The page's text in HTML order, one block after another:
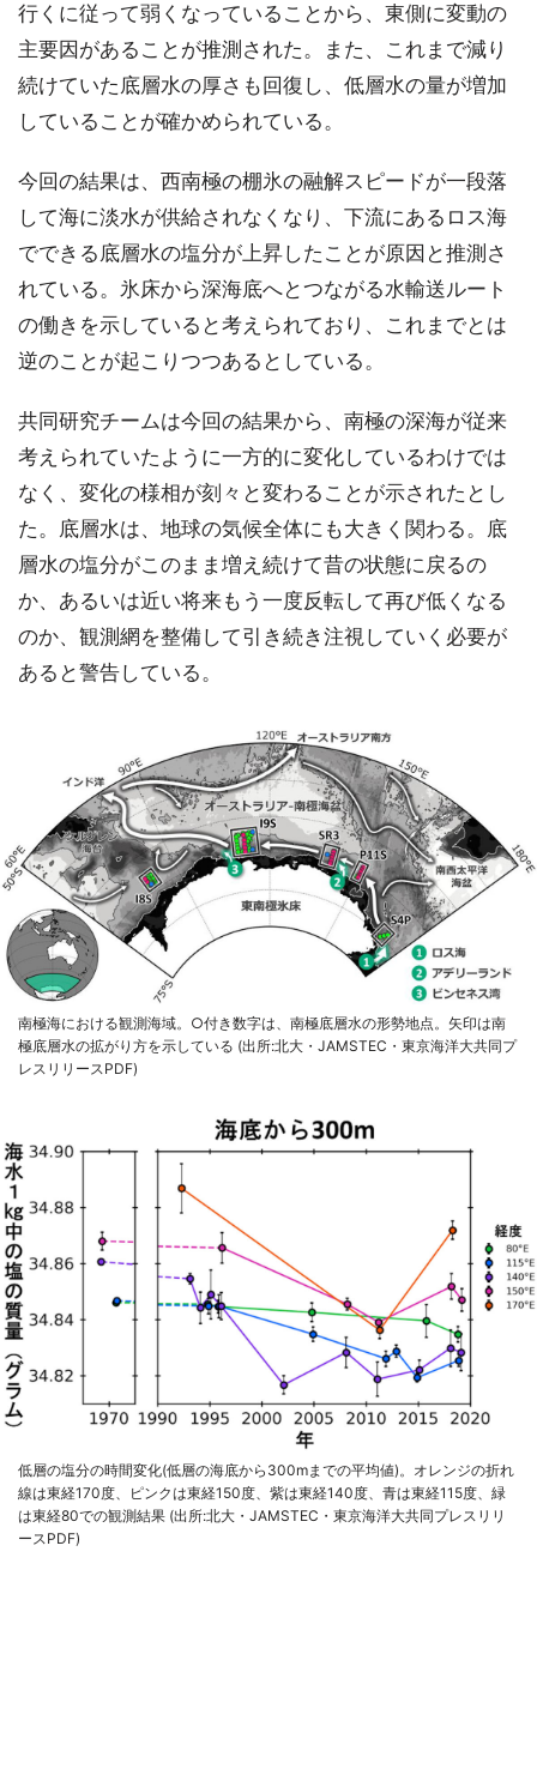
行くに従って弱くなっていることから、東側に変動の
主要因があることが推測された。また、これまで減り
続けていた底層水の厚さも回復し、低層水の量が増加
していることが確かめられている。
今回の結果は、西南極の棚氷の融解スピードが一段落
して海に淡水が供給されなくなり、下流にあるロス海
でできる底層水の塩分が上昇したことが原因と推測さ
れている。氷床から深海底へとつながる水輸送ルート
の働きを示していると考えられており、これまでとは
逆のことが起こりつつあるとしている。
共同研究チームは今回の結果から、南極の深海が従来
考えられていたように一方的に変化しているわけでは
なく、変化の様相が刻々と変わることが示されたとし
た。底層水は、地球の気候全体にも大きく関わる。底
層水の塩分がこのまま増え続けて昔の状態に戻るの
か、あるいは近い将来もう一度反転して再び低くなる
のか、観測網を整備して引き続き注視していく必要が
あると警告している。
南極海における観測海域。○付き数字は、南極底層水の形勢地点。矢印は南
極底層水の拡がり方を示している (出所:北大・JAMSTEC・東京海洋大共同プ
レスリリースPDF)
低層の塩分の時間変化(低層の海底から300mまでの平均値)。オレンジの折れ
線は東経170度、ピンクは東経150度、紫は東経140度、青は東経115度、緑
は東経80での観測結果 (出所:北大・JAMSTEC・東京海洋大共同プレスリリ
ースPDF)